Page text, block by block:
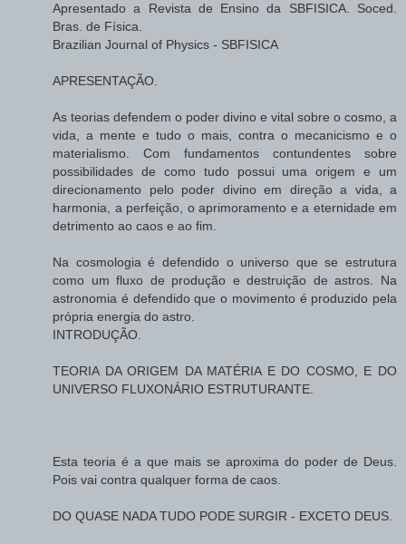
Apresentado a Revista de Ensino da SBFISICA. Soced.
Bras. de Física.
Brazilian Journal of Physics - SBFISICA
APRESENTAÇÃO.
As teorias defendem o poder divino e vital sobre o cosmo, a
vida, a mente e tudo o mais, contra o mecanicismo e o
materialismo. Com fundamentos contundentes sobre
possibilidades de como tudo possui uma origem e um
direcionamento pelo poder divino em direção a vida, a
harmonia, a perfeição, o aprimoramento e a eternidade em
detrimento ao caos e ao fim.
Na cosmologia é defendido o universo que se estrutura
como um fluxo de produção e destruição de astros. Na
astronomia é defendido que o movimento é produzido pela
própria energia do astro.
INTRODUÇÃO.
TEORIA DA ORIGEM DA MATÉRIA E DO COSMO, E DO
UNIVERSO FLUXONÁRIO ESTRUTURANTE.
Esta teoria é a que mais se aproxima do poder de Deus.
Pois vai contra qualquer forma de caos.
DO QUASE NADA TUDO PODE SURGIR - EXCETO DEUS.